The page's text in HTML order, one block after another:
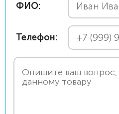
ФИО:
Телефон: